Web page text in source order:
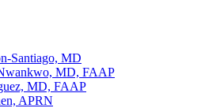
Santiago, MD
MD, FAAP
MD, FAAP
APRN